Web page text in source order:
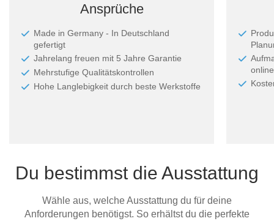
Ansprüche
Made in Germany - In Deutschland
gefertigt
Jahrelang freuen mit 5 Jahre Garantie
Mehrstufige Qualitätskontrollen
Hohe Langlebigkeit durch beste Werkstoffe
Du bestimmst die Ausstattung
Wähle aus, welche Ausstattung du für deine
Anforderungen benötigst. So erhältst du die perfekte